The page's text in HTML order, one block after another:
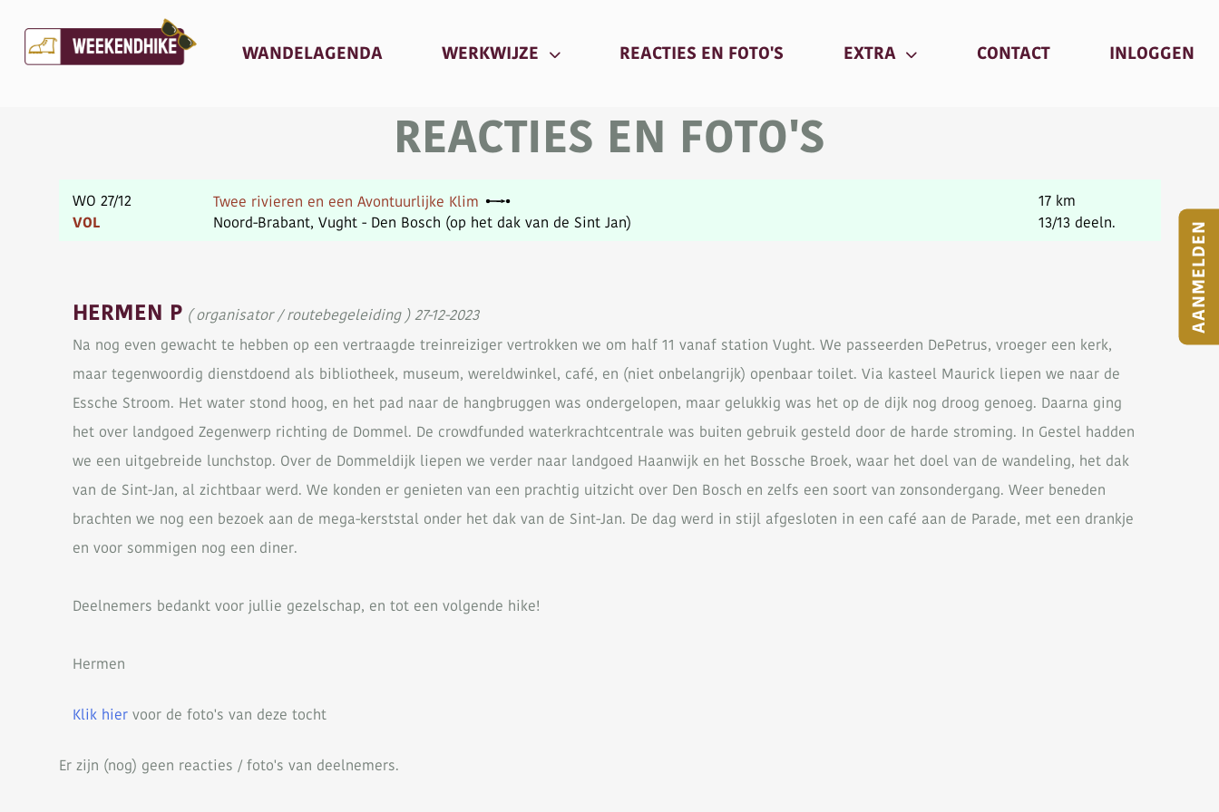
WANDELAGENDA(CURRENT)WERKWIJZE REACTIES EN FOTO'S (CURRENT)EXTRA CONTACT(CURRENT)INLOGGEN
AANMELDEN
REACTIES EN FOTO'S
WO 27/12 Twee rivieren en een Avontuurlijke Klim
17 km
VOL
Noord-Brabant, Vught - Den Bosch (op het dak van de Sint Jan) 13/13 deeln.
HERMEN P ( organisator / routebegeleiding ) 27-12-2023
Na nog even gewacht te hebben op een vertraagde treinreiziger vertrokken we om half 11 vanaf station Vught. We passeerden DePetrus, vroeger een kerk,
maar tegenwoordig dienstdoend als bibliotheek, museum, wereldwinkel, café, en (niet onbelangrijk) openbaar toilet. Via kasteel Maurick liepen we naar de
Essche Stroom. Het water stond hoog, en het pad naar de hangbruggen was ondergelopen, maar gelukkig was het op de dijk nog droog genoeg. Daarna ging
het over landgoed Zegenwerp richting de Dommel. De crowdfunded waterkrachtcentrale was buiten gebruik gesteld door de harde stroming. In Gestel hadden
we een uitgebreide lunchstop. Over de Dommeldijk liepen we verder naar landgoed Haanwijk en het Bossche Broek, waar het doel van de wandeling, het dak
van de Sint-Jan, al zichtbaar werd. We konden er genieten van een prachtig uitzicht over Den Bosch en zelfs een soort van zonsondergang. Weer beneden
brachten we nog een bezoek aan de mega-kerststal onder het dak van de Sint-Jan. De dag werd in stijl afgesloten in een café aan de Parade, met een drankje
en voor sommigen nog een diner.
Deelnemers bedankt voor jullie gezelschap, en tot een volgende hike!
Hermen
Klik hiervoor de foto's van deze tocht
Er zijn (nog) geen reacties / foto's van deelnemers.